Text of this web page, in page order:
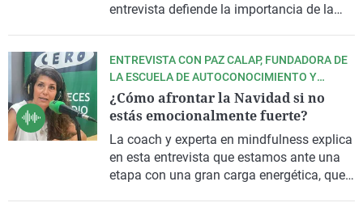
entrevista defiende la importancia de la
de proyectar las ilusiones y deseos que
uno quiera cumplir.
ENTREVISTA CON PAZ CALAP, FUNDADORA DE
LA ESCUELA DE AUTOCONOCIMIENTO Y
BIENESTAR
¿Cómo afrontar la Navidad si no
estás emocionalmente fuerte?
La coach y experta en mindfulness explica
en esta entrevista que estamos ante una
etapa con una gran carga energética, que